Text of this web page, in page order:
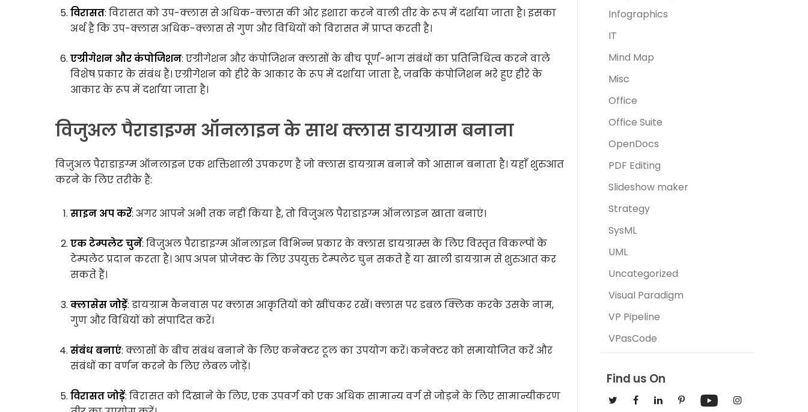
विरासत: विरासत को उप-क्लास से अधिक-क्लास की ओर इशारा करने वाली तीर के रूप में दर्शाया जाता है। इसका
अर्थ है कि उप-क्लास अधिक-क्लास से गुण और विधियों को विरासत में प्राप्त करती है।
एग्रीगेशन और कंपोजिशन: एग्रीगेशन और कंपोजिशन क्लासों के बीच पूर्ण-भाग संबंधों का प्रतिनिधित्व करने वाले
विशेष प्रकार के संबंध हैं। एग्रीगेशन को हीरे के आकार के रूप में दर्शाया जाता है, जबकि कंपोजिशन भरे हुए हीरे के
आकार के रूप में दर्शाया जाता है।
विजुअल पैराडाइग्म ऑनलाइन के साथ क्लास डायग्राम बनाना
विजुअल पैराडाइग्म ऑनलाइन एक शक्तिशाली उपकरण है जो क्लास डायग्राम बनाने को आसान बनाता है। यहाँ शुरुआत
करने के लिए तरीके हैं:
साइन अप करें: अगर आपने अभी तक नहीं किया है, तो विजुअल पैराडाइग्म ऑनलाइन खाता बनाएं।
एक टेम्पलेट चुनें: विजुअल पैराडाइग्म ऑनलाइन विभिन्न प्रकार के क्लास डायग्राम्स के लिए विस्तृत विकल्पों के
टेम्पलेट प्रदान करता है। आप अपन प्रोजेक्ट के लिए उपयुक्त टेम्पलेट चुन सकते हैं या खाली डायग्राम से शुरुआत कर
सकते हैं।
क्लासेस जोड़ें: डायग्राम कैनवास पर क्लास आकृतियों को खींचकर रखें। क्लास पर डबल क्लिक करके उसके नाम,
गुण और विधियों को संपादित करें।
संबंध बनाएं: क्लासों के बीच संबंध बनाने के लिए कनेक्टर टूल का उपयोग करें। कनेक्टर को समायोजित करें और
संबंधों का वर्णन करने के लिए लेबल जोड़ें।
विरासत जोड़ें: विरासत को दिखाने के लिए, एक उपवर्ग को एक अधिक सामान्य वर्ग से जोड़ने के लिए सामान्यीकरण
Infographics
IT
Mind Map
Misc
Office
Office Suite
OpenDocs
PDF Editing
Slideshow maker
Strategy
SysML
UML
Uncategorized
Visual Paradigm
VP Pipeline
VPasCode
Find us On